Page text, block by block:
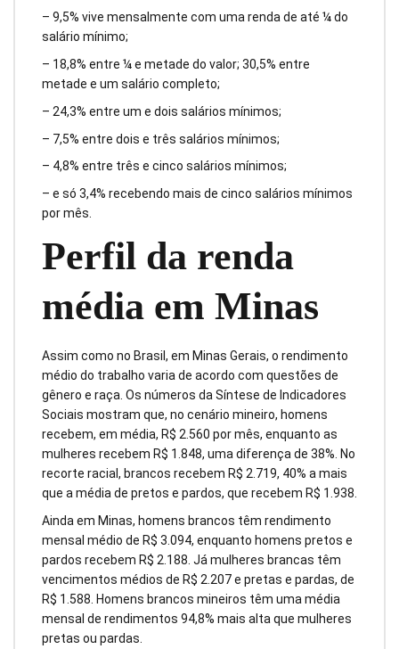
– 9,5% vive mensalmente com uma renda de até ¼ do
salário mínimo;
– 18,8% entre ¼ e metade do valor; 30,5% entre
metade e um salário completo;
– 24,3% entre um e dois salários mínimos;
– 7,5% entre dois e três salários mínimos;
– 4,8% entre três e cinco salários mínimos;
– e só 3,4% recebendo mais de cinco salários mínimos
por mês.
Perfil da renda
média em Minas
Assim como no Brasil, em Minas Gerais, o rendimento
médio do trabalho varia de acordo com questões de
gênero e raça. Os números da Síntese de Indicadores
Sociais mostram que, no cenário mineiro, homens
recebem, em média, R$ 2.560 por mês, enquanto as
mulheres recebem R$ 1.848, uma diferença de 38%. No
recorte racial, brancos recebem R$ 2.719, 40% a mais
que a média de pretos e pardos, que recebem R$ 1.938.
Ainda em Minas, homens brancos têm rendimento
mensal médio de R$ 3.094, enquanto homens pretos e
pardos recebem R$ 2.188. Já mulheres brancas têm
vencimentos médios de R$ 2.207 e pretas e pardas, de
R$ 1.588. Homens brancos mineiros têm uma média
mensal de rendimentos 94,8% mais alta que mulheres
pretas ou pardas.